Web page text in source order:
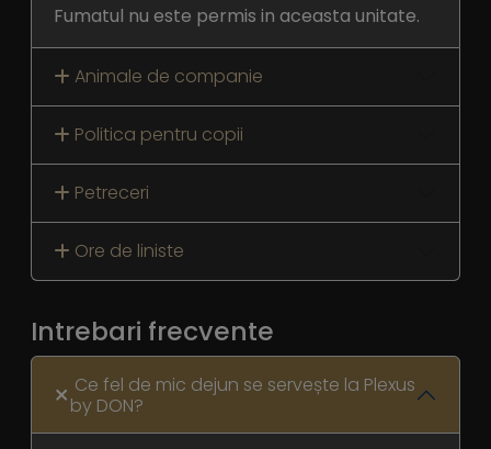
Fumatul nu este permis in aceasta unitate.
Animale de companie
Politica pentru copii
Petreceri
Ore de liniste
Intrebari frecvente
Ce fel de mic dejun se servește la Plexus
by DON?